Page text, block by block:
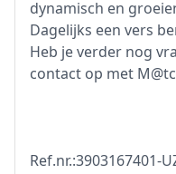
dynamisch en
Dagelijks een vers
Heb je verder nog
contact op met
Ref.nr.:3903167401-